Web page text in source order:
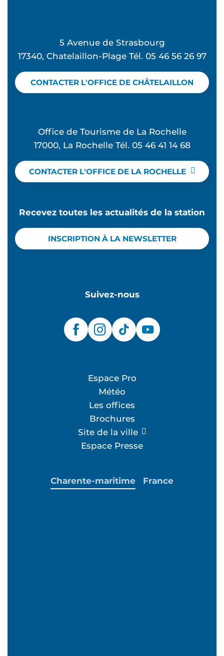
5 Avenue de Strasbourg
17340, Chatelaillon-Plage Tél. 05 46 56 26 97
CONTACTER L'OFFICE DE CHÂTELAILLON
Office de Tourisme de La Rochelle
17000, La Rochelle Tél. 05 46 41 14 68
CONTACTER L'OFFICE DE LA ROCHELLE
Recevez toutes les actualités de la station
INSCRIPTION À LA NEWSLETTER
Suivez-nous
Espace Pro
Météo
Les offices
Brochures
Site de la ville
Espace Presse
Charente-maritime France